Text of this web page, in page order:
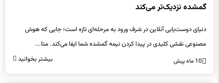
مصنوعی نقشی کلیدی در پیدا کردن نیمه‌ گمشده شما ایفا می‌کند. متا...
10 ماه پیش بیشتر بخوانید